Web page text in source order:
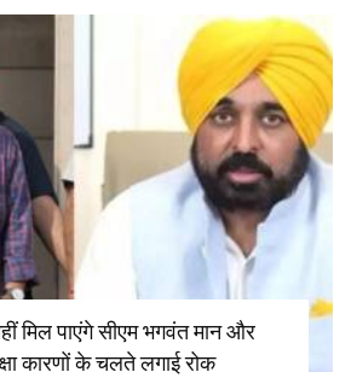
मिल पाएंगे सीएम भगवंत मान और
कारणों के चलते लगाई रोक